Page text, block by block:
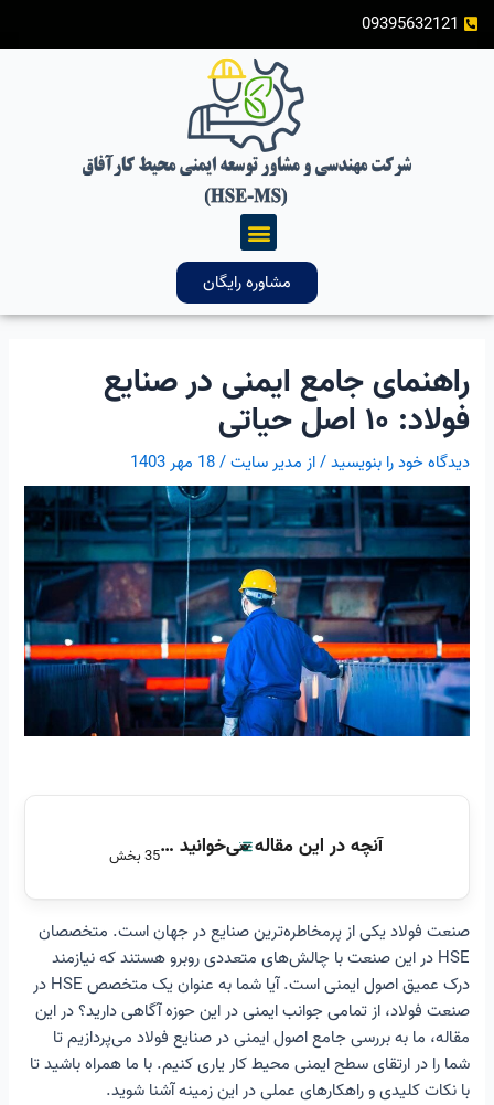
پرش 09395632121
فهرست
مشاوره رایگان
راهنمای جامع ایمنی در صنایع
فولاد: ۱۰ اصل حیاتی
دیدگاه‌ خود را بنویسید/ از مدیر سایت/18 مهر 1403
آنچه در این مقاله می‌خوانید …35 بخش
اهمیت ایمنی در صنعت فولاد
شناسایی خطرات اصلی در صنعت فولاد
اصول ایمنی در صنعت فولاد
استانداردها و قوانین ایمنی در صنایع فولاد
تکنولوژی‌های نوین در ارتقای ایمنی صنعت فولاد
چالش‌های خاص ایمنی در صنایع فولاد و راهکارهای مقابله با آنها
صنعت فولاد یکی از پرمخاطره‌ترین صنایع در جهان است. متخصصان
HSE در این صنعت با چالش‌های متعددی روبرو هستند که نیازمند
درک عمیق اصول ایمنی است. آیا شما به عنوان یک متخصص HSE در
صنعت فولاد، از تمامی جوانب ایمنی در این حوزه آگاهی دارید؟ در این
مقاله، ما به بررسی جامع اصول ایمنی در صنایع فولاد می‌پردازیم تا
شما را در ارتقای سطح ایمنی محیط کار یاری کنیم. با ما همراه باشید تا
با نکات کلیدی و راهکارهای عملی در این زمینه آشنا شوید.
پیمایش
نوشته